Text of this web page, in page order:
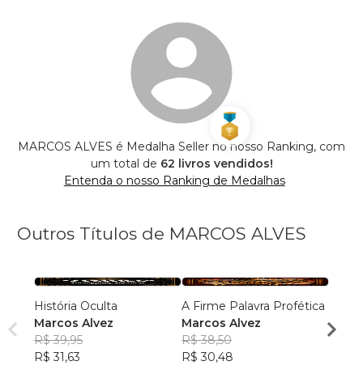
MARCOS ALVES é Medalha Seller no nosso Ranking, com
um total de 62 livros vendidos!
Entenda o nosso Ranking de Medalhas
Outros Títulos de MARCOS ALVES
História Oculta
Marcos Alvez
R$ 39,95
R$ 31,63
A Firme Palavra Profética
Marcos Alvez
R$ 38,50
R$ 30,48